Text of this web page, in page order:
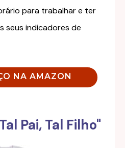
para trabalhar e ter
seus indicadores de
NA AMAZON
Pai, Tal Filho"